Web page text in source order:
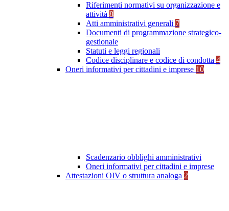
Riferimenti normativi su organizzazione e
attività 8
Atti amministrativi generali 7
Documenti di programmazione strategico-
gestionale
Statuti e leggi regionali
Codice disciplinare e codice di condotta 4
Oneri informativi per cittadini e imprese 10
Scadenzario obblighi amministrativi
Oneri informativi per cittadini e imprese
Attestazioni OIV o struttura analoga 2